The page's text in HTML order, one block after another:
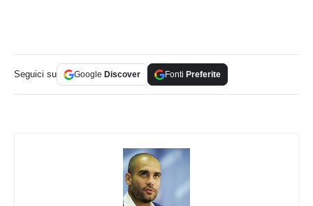
Seguici su Google Discover Fonti Preferite